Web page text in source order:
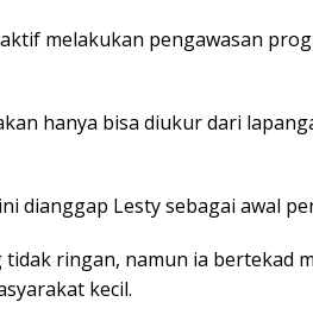
melakukan pengawasan
hanya bisa diukur dari
dianggap Lesty sebagai awal
ringan, namun ia bertekad
kecil.